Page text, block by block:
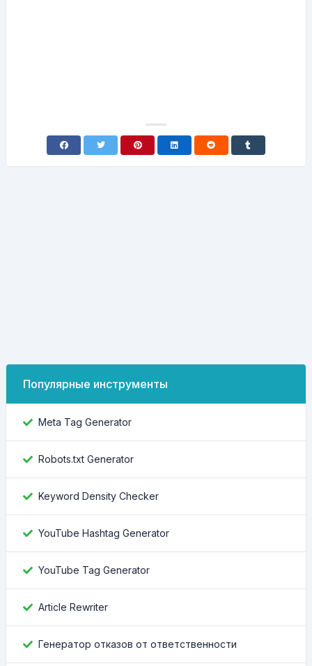
Популярные инструменты
Meta Tag Generator
Robots.txt Generator
Keyword Density Checker
YouTube Hashtag Generator
YouTube Tag Generator
Article Rewriter
Генератор отказов от ответственности